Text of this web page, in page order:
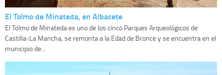
El Tolmo de Minateda, en Albacete
El Tolmo de Minateda es uno de los cinco Parques Arqueológicos de
Castilla-La Mancha, se remonta a la Edad de Bronce y se encuentra en el
municipio de...